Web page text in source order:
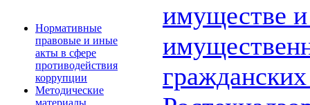
Нормативные
правовые и иные
акты в сфере
противодействия
коррупции
Методические
материалы
имуществе и